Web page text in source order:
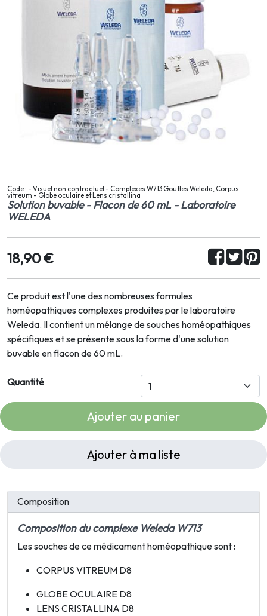
Code : - Visuel non contractuel - Complexes W713 Gouttes Weleda, Corpus
vitreum - Globe oculaire et Lens cristallina
Solution buvable - Flacon de 60 mL - Laboratoire
WELEDA
18,90 €
Ce produit est l'une des nombreuses formules
homéopathiques complexes produites par le laboratoire
Weleda. Il contient un mélange de souches homéopathiques
spécifiques et se présente sous la forme d'une solution
buvable en flacon de 60 mL.
Quantité
Ajouter au panier
Ajouter à ma liste
Composition
Composition du complexe Weleda W713
Les souches de ce médicament homéopathique sont :
CORPUS VITREUM D8
GLOBE OCULAIRE D8
LENS CRISTALLINA D8